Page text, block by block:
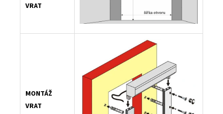
VRAT
MONTÁŽ
VRAT